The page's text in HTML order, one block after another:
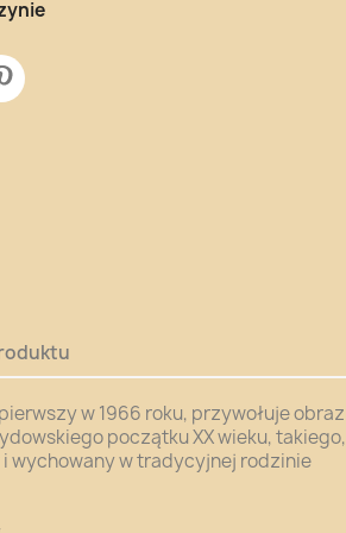
w 1966 roku, przywołuje obraz
początku XX wieku, takiego,
i wychowany w tradycyjnej rodzinie